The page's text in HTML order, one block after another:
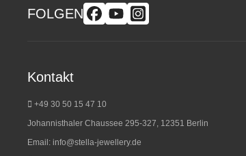
FOLGEN
Kontakt
+49 30 50 15 47 10
Johannisthaler Chaussee 295-327, 12351 Berlin
Email: info@stella-jewellery.de